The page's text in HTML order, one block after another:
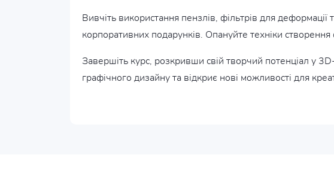
Вивчіть використання пензлів, фільтрів для
корпоративних подарунків. Опануйте техніки
Завершіть курс, розкривши свій творчий потенціал у
графічного дизайну та відкриє нові можливості для